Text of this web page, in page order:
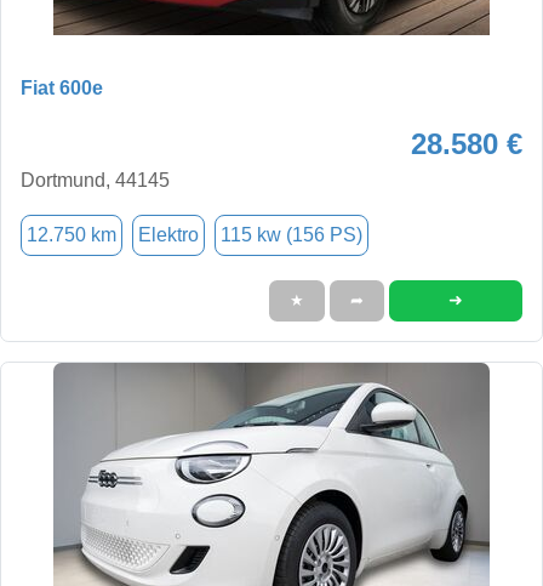
Fiat 600e
28.580 €
Dortmund, 44145
12.750 km Elektro 115 kw (156 PS)
★ ➦ ➜